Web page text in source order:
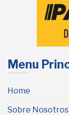
Menu
Home
Sobre Nosotros